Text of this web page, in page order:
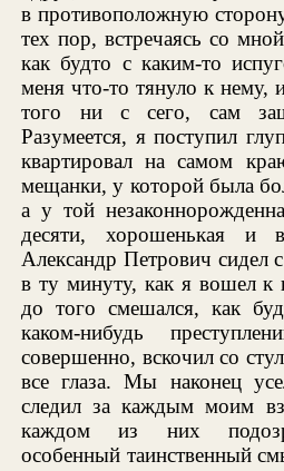
в противоположную
тех пор, встречаясь со
как будто с каким-то
меня что-то тянуло к нему,
того ни с сего, сам
Разумеется, я поступил
квартировал на самом
мещанки, у которой была
а у той
десяти, хорошенькая и
Александр Петрович сидел
в ту минуту, как я вошел к
до того смешался, как
каком-нибудь
совершенно, вскочил со
все глаза. Мы наконец
следил за каждым моим
каждом из них
особенный таинственный